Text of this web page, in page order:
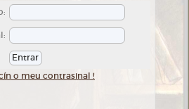
o meu contrasinal !